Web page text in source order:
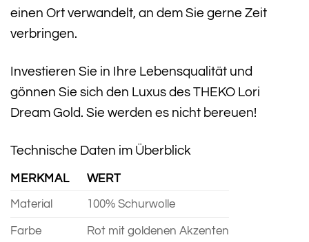
einen Ort verwandelt, an dem Sie gerne Zeit
verbringen.
Investieren Sie in Ihre Lebensqualität und
gönnen Sie sich den Luxus des THEKO Lori
Dream Gold. Sie werden es nicht bereuen!
Technische Daten im Überblick
MERKMAL WERT
Material 100% Schurwolle
Farbe Rot mit goldenen Akzenten